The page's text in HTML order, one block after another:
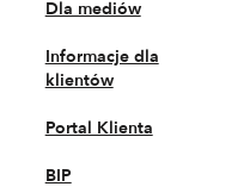
Dla mediów
Informacje dla
klientów
Portal Klienta
BIP